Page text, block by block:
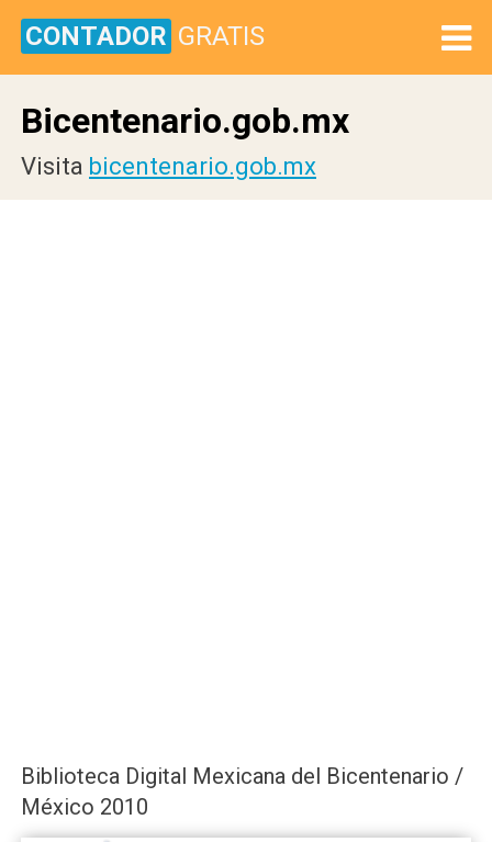
CONTADOR GRATIS
Bicentenario.gob.mx
Visita bicentenario.gob.mx
Biblioteca Digital Mexicana del Bicentenario /
México 2010